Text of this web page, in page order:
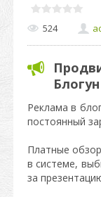
524
Блогун
Реклама в
постоянный
Платные
в системе,
за